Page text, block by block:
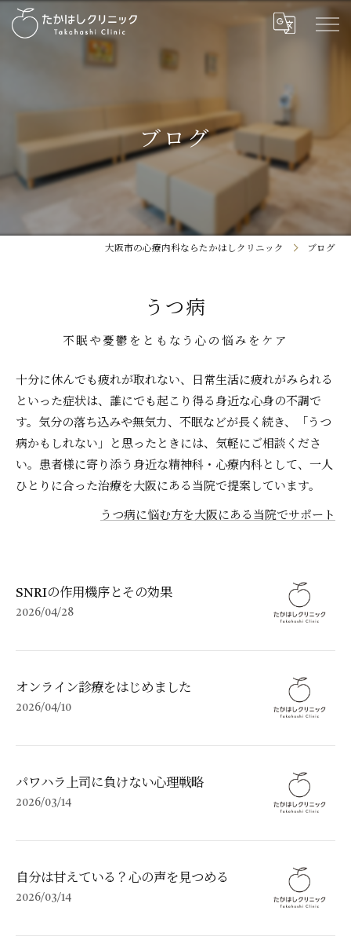
ブログ
大阪市の心療内科ならたかはしクリニック ブログ
うつ病
不眠や憂鬱をともなう心の悩みをケア
十分に休んでも疲れが取れない、日常生活に疲れがみられる
といった症状は、誰にでも起こり得る身近な心身の不調で
す。気分の落ち込みや無気力、不眠などが長く続き、「うつ
病かもしれない」と思ったときには、気軽にご相談くださ
い。患者様に寄り添う身近な精神科・心療内科として、一人
ひとりに合った治療を大阪にある当院で提案しています。
うつ病に悩む方を大阪にある当院でサポート
SNRIの作用機序とその効果
2026/04/28
オンライン診療をはじめました
2026/04/10
パワハラ上司に負けない心理戦略
2026/03/14
自分は甘えている？心の声を見つめる
2026/03/14